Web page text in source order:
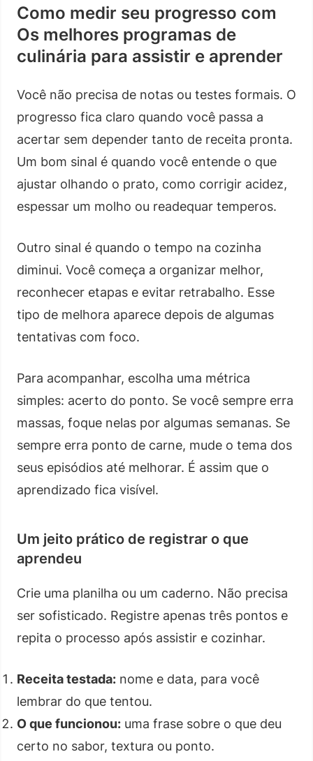
Como medir seu progresso com
Os melhores programas de
culinária para assistir e aprender
Você não precisa de notas ou testes formais. O
progresso fica claro quando você passa a
acertar sem depender tanto de receita pronta.
Um bom sinal é quando você entende o que
ajustar olhando o prato, como corrigir acidez,
espessar um molho ou readequar temperos.
Outro sinal é quando o tempo na cozinha
diminui. Você começa a organizar melhor,
reconhecer etapas e evitar retrabalho. Esse
tipo de melhora aparece depois de algumas
tentativas com foco.
Para acompanhar, escolha uma métrica
simples: acerto do ponto. Se você sempre erra
massas, foque nelas por algumas semanas. Se
sempre erra ponto de carne, mude o tema dos
seus episódios até melhorar. É assim que o
aprendizado fica visível.
Um jeito prático de registrar o que
aprendeu
Crie uma planilha ou um caderno. Não precisa
ser sofisticado. Registre apenas três pontos e
repita o processo após assistir e cozinhar.
Receita testada: nome e data, para você
lembrar do que tentou.
O que funcionou: uma frase sobre o que deu
certo no sabor, textura ou ponto.